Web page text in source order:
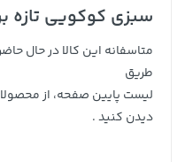
سبزی کوکویی تازه برگ
متاسفانه این کالا در حال
طریق
لیست پایین صفحه، از
دیدن کنید .